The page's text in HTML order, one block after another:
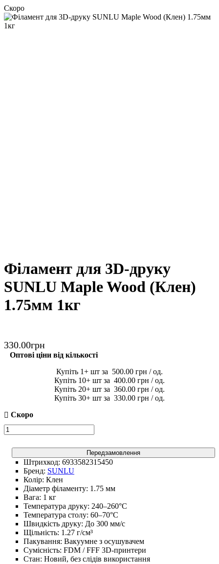
Скоро
Філамент для 3D-друку
SUNLU Maple Wood (Клен)
1.75мм 1кг
330.00грн
Оптові ціни від кількості
1
500.00 грн
10
400.00 грн
20
360.00 грн
30
330.00 грн
Передзамовлення
Штрихкод: 6933582315450
Бренд: SUNLU
Колір: Клен
Діаметр філаменту: 1.75 мм
Вага: 1 кг
Температура друку: 240–260°C
Температура столу: 60–70°C
Швидкість друку: До 300 мм/с
Щільність: 1.27 г/см³
Пакування: Вакуумне з осушувачем
Сумісність: FDM / FFF 3D-принтери
Стан: Новий, без слідів використання